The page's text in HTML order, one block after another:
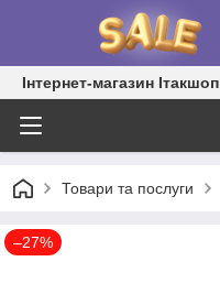
Інтернет-магазин Ітакшоп
Товари та послуги
–27%